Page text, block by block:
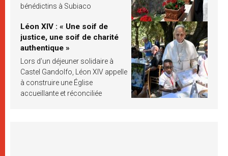
bénédictins à Subiaco
Léon XIV : « Une soif de
justice, une soif de charité
authentique »
Lors d’un déjeuner solidaire à
Castel Gandolfo, Léon XIV appelle
à construire une Église
accueillante et réconciliée